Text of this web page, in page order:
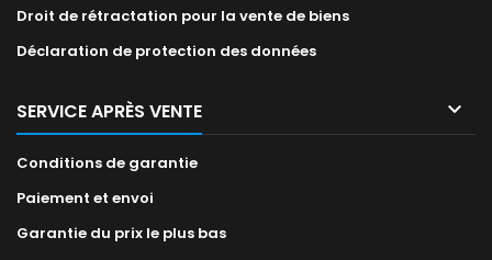
Droit de rétractation pour la vente de biens
Déclaration de protection des données
SERVICE APRÈS VENTE 
Conditions de garantie
Paiement et envoi
Garantie du prix le plus bas